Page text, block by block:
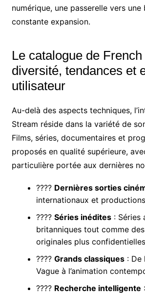
numérique, une passerelle vers
constante expansion.
Le catalogue de
diversité, tendances et
utilisateur
Au-delà des aspects techniques,
Stream réside dans la variété de
Films, séries, documentaires et
proposés en qualité supérieure,
particulière portée aux dernières
???? Dernières sorties
internationaux et
???? Séries inédites: Séries
britanniques tout comme
originales plus
???? Grands classiques: De
Vague à l’animation
???? Recherche intelligente